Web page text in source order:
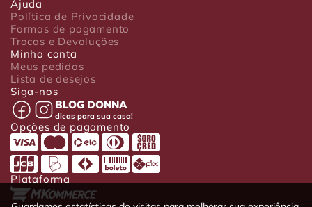
Ajuda
Política de Privacidade
Formas de pagamento
Trocas e Devoluções
Minha conta
Meus pedidos
Lista de desejos
Siga-nos
BLOG DONNA
dicas para sua casa!
Opções de pagamento
Plataforma